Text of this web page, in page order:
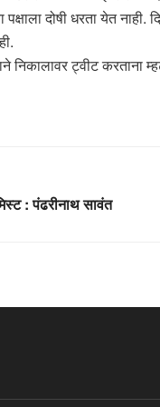
दोषी धरता येत
निकालावर ट्वीट
: पंढरीनाथ सावंत